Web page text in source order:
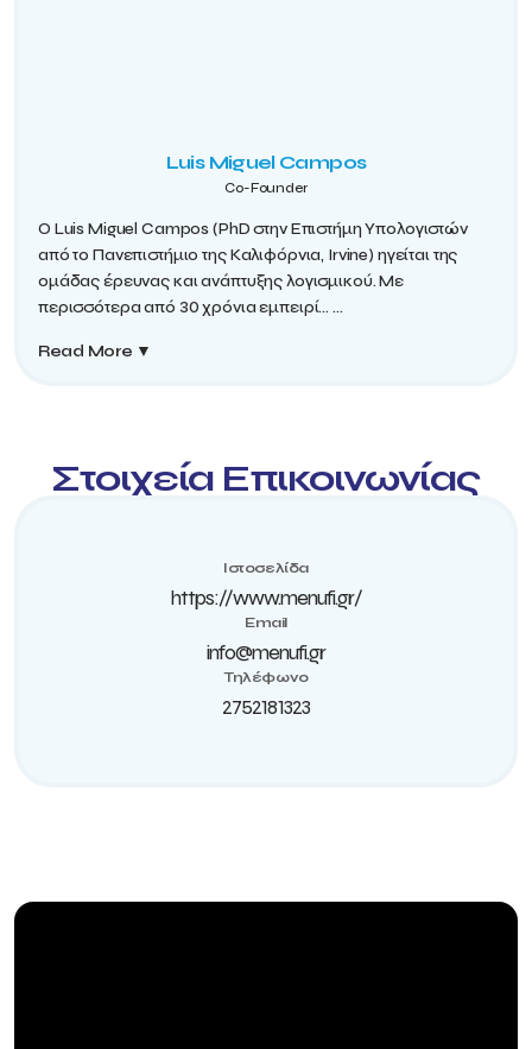
Luis Miguel Campos
Co-Founder
Ο Luis Miguel Campos (PhD στην Επιστήμη Υπολογιστών
από το Πανεπιστήμιο της Καλιφόρνια, Irvine) ηγείται της
ομάδας έρευνας και ανάπτυξης λογισμικού. Με
περισσότερα από 30 χρόνια εμπειρί... ...
Read More ▼
Στοιχεία Επικοινωνίας
Ιστοσελίδα
https://www.menufi.gr/
Email
info@menufi.gr
Τηλέφωνο
2752181323